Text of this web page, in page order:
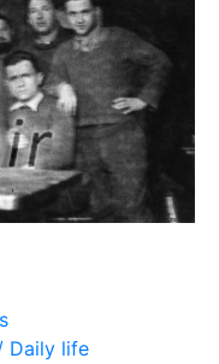
Daily life